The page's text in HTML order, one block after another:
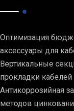
Оптимизация
аксессуары для
Вертикальные
прокладки
Антикоррозийная
методов